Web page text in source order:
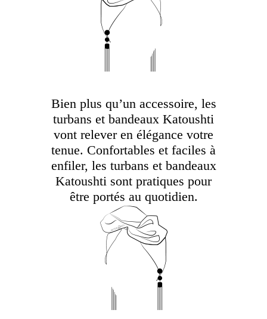
Bien plus qu’un accessoire, les
turbans et bandeaux Katoushti
vont relever en élégance votre
tenue. Confortables et faciles à
enfiler, les turbans et bandeaux
Katoushti sont pratiques pour
être portés au quotidien.